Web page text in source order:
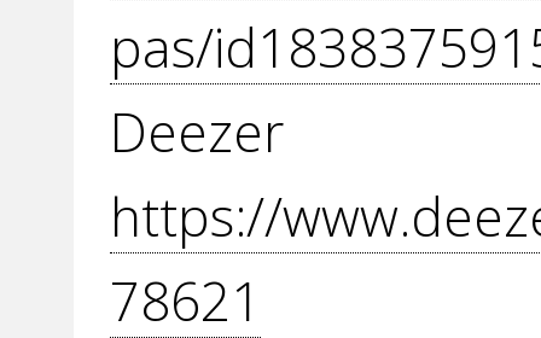
pas/
https://
78621